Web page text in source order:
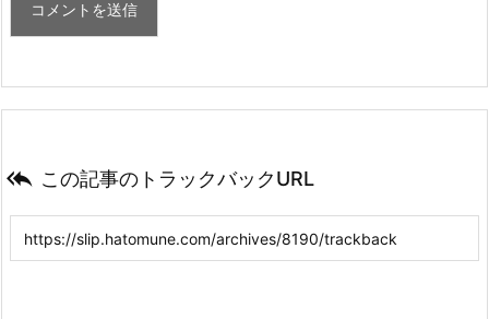
 この記事のトラックバックURL